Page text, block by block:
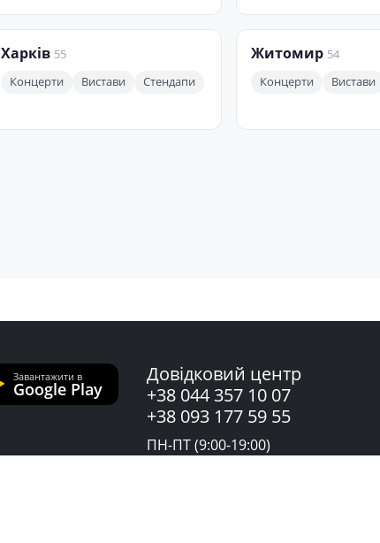
Харків 55
Концерти
Вистави Стендапи
Житомир 54
Концерти
Вистави
Завантажити в
Google Play
Довідковий центр
+38 044 357 10 07
+38 093 177 59 55
ПН-ПТ (9:00-19:00)